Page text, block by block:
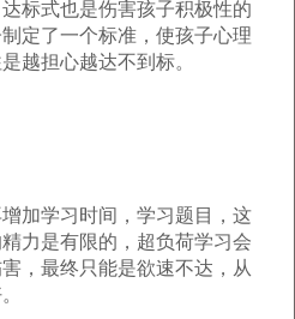
标式也是伤害孩子积极性的
定了一个标准，使孩子心理
越担心越达不到标。
加学习时间，学习题目，这
力是有限的，超负荷学习会
，最终只能是欲速不达，从